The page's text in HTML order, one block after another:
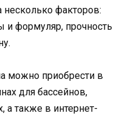
факторов:
и формуляр, прочность
можно приобрести в
для бассейнов,
а также в интернет-